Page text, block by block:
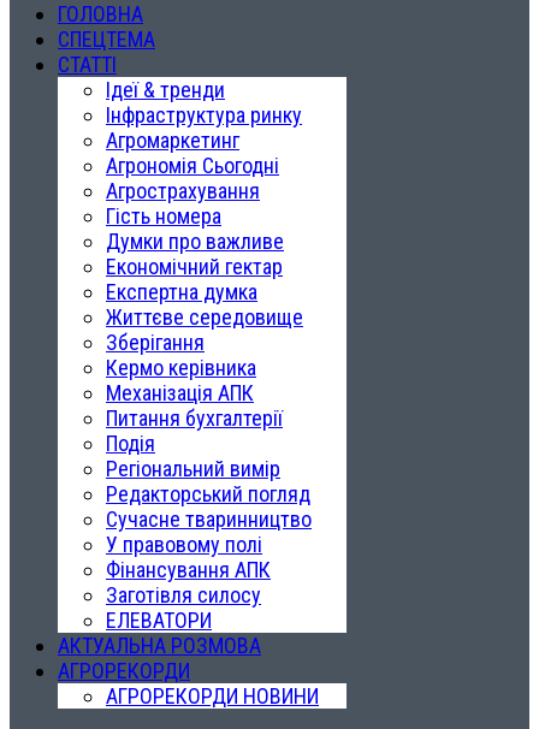
ГОЛОВНА
СПЕЦТЕМА
СТАТТІ
Ідеї & тренди
Інфраструктура ринку
Агромаркетинг
Агрономія Сьогодні
Агрострахування
Гість номера
Думки про важливе
Економічний гектар
Експертна думка
Життєве середовище
Зберігання
Кермо керівника
Механізація АПК
Питання бухгалтерії
Подія
Регіональний вимір
Редакторський погляд
Сучасне тваринництво
У правовому полі
Фінансування АПК
Заготівля силосу
ЕЛЕВАТОРИ
АКТУАЛЬНА РОЗМОВА
АГРОРЕКОРДИ
АГРОРЕКОРДИ НОВИНИ